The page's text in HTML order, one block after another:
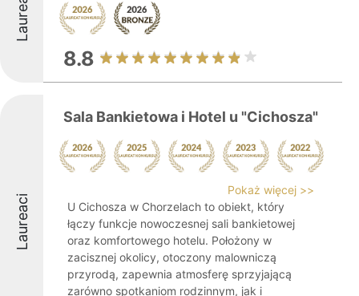
Laureaci
8.8
Laureaci
Sala Bankietowa i Hotel u "Cichosza"
Pokaż więcej >>
U Cichosza w Chorzelach to obiekt, który
łączy funkcje nowoczesnej sali bankietowej
oraz komfortowego hotelu. Położony w
zacisznej okolicy, otoczony malowniczą
przyrodą, zapewnia atmosferę sprzyjającą
zarówno spotkaniom rodzinnym, jak i